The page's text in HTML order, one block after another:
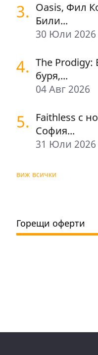
3. Oasis, Фил
Били...
30 Юли 2026
4. The Prodigy:
буря,...
04 Авг 2026
5. Faithless с
София...
31 Юли 2026
виж всички
Горещи оферти